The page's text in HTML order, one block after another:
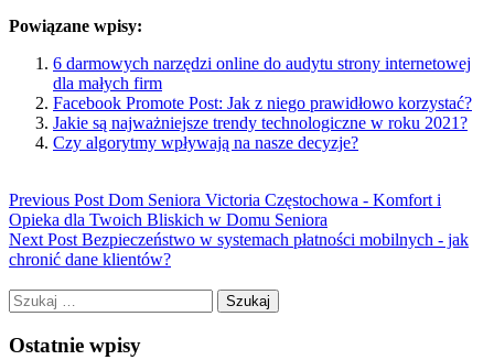
Powiązane wpisy:
6 darmowych narzędzi online do audytu strony internetowej
dla małych firm
Facebook Promote Post: Jak z niego prawidłowo korzystać?
Jakie są najważniejsze trendy technologiczne w roku 2021?
Czy algorytmy wpływają na nasze decyzje?
Previous Post Dom Seniora Victoria Częstochowa - Komfort i
Opieka dla Twoich Bliskich w Domu Seniora
Next Post Bezpieczeństwo w systemach płatności mobilnych - jak
chronić dane klientów?
Szukaj:
Ostatnie wpisy